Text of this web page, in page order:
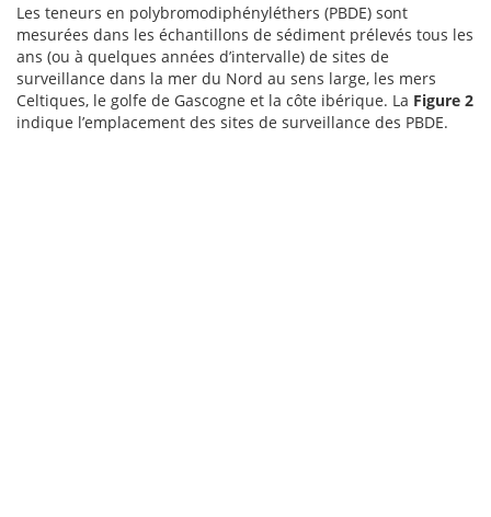
Les teneurs en polybromodiphényléthers (PBDE) sont
mesurées dans les échantillons de sédiment prélevés tous les
ans (ou à quelques années d’intervalle) de sites de
surveillance dans la mer du Nord au sens large, les mers
Celtiques, le golfe de Gascogne et la côte ibérique. La Figure 2
indique l’emplacement des sites de surveillance des PBDE.